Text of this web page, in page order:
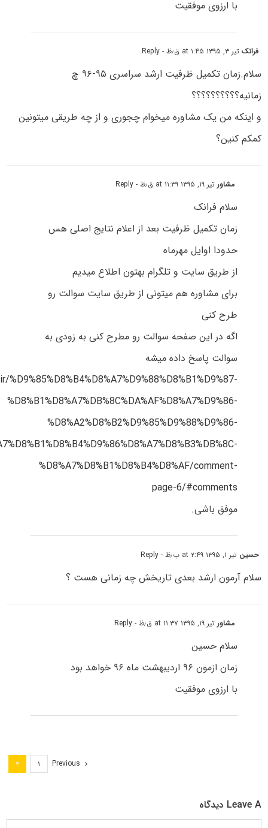
با ارزوی موفقیت
فرانکتیر ۳, ۱۳۹۵ at ۱:۴۵ ق٫ظ - Reply
سلام.زمان تکمیل ظرفیت ارشد سراسری ۹۵-۹۶ چ
زمانیه؟؟؟؟؟؟؟؟؟؟
و اینکه من یک مشاوره میخوام چجوری و از چه طریقی میتونین
کمکم کنین؟
مشاورتیر ۱۹, ۱۳۹۵ at ۱۱:۳۹ ق٫ظ - Reply
سلام فرانک
زمان تکمیل ظرفیت بعد از اعلام نتایج اصلی هس
حدودا اوایل مهرماه
از طریق سایت و تلگرام بهتون اطلاع میدیم
برای مشاوره هم میتونی از طریق سایت سوالت رو
طرح کنی
اگه در این صفحه سوالت رو مطرح کنی به زودی به
سوالت پاسخ داده میشه
%D8%B1%D8%A7%DB%8C%DA%AF%D8%A7%D9%86-
%D8%A2%D8%B2%D9%85%D9%88%D9%86-
%D8%A7%D8%B1%D8%B4%D8%AF/comment-
page-6/#comments
موفق باشی.
حسین تیر ۱, ۱۳۹۵ at ۲:۴۹ ب٫ظ - Reply
سلام آرمون ارشد بعدی تاریخش چه زمانی هست ؟
مشاورتیر ۱۹, ۱۳۹۵ at ۱۱:۳۷ ق٫ظ - Reply
سلام حسین
زمان ازمون ۹۶ اردیبهشت ماه ۹۶ خواهد بود
با ارزوی موفقیت
Previous ۱ ۲
Leave A دیدگاه